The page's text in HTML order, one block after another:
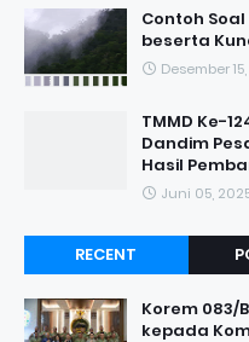
Contoh Soal
beserta
Desember
TMMD Ke-
Dandim
Hasil
Juni 05,
RECENT
Korem 083/
kepada